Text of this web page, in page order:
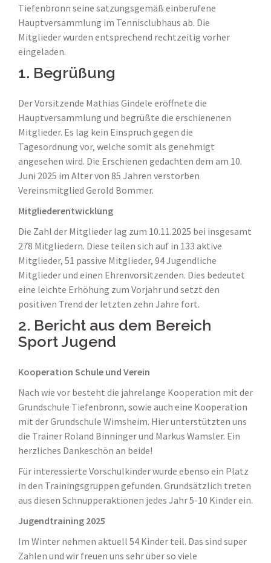
Tiefenbronn seine satzungsgemäß einberufene
Hauptversammlung im Tennisclubhaus ab. Die
Mitglieder wurden entsprechend rechtzeitig vorher
eingeladen.
1. Begrüßung
Der Vorsitzende Mathias Gindele eröffnete die
Hauptversammlung und begrüßte die erschienenen
Mitglieder. Es lag kein Einspruch gegen die
Tagesordnung vor, welche somit als genehmigt
angesehen wird. Die Erschienen gedachten dem am 10.
Juni 2025 im Alter von 85 Jahren verstorben
Vereinsmitglied Gerold Bommer.
Mitgliederentwicklung
Die Zahl der Mitglieder lag zum 10.11.2025 bei insgesamt
278 Mitgliedern. Diese teilen sich auf in 133 aktive
Mitglieder, 51 passive Mitglieder, 94 Jugendliche
Mitglieder und einen Ehrenvorsitzenden. Dies bedeutet
eine leichte Erhöhung zum Vorjahr und setzt den
positiven Trend der letzten zehn Jahre fort.
2. Bericht aus dem Bereich
Sport Jugend
Kooperation Schule und Verein
Nach wie vor besteht die jahrelange Kooperation mit der
Grundschule Tiefenbronn, sowie auch eine Kooperation
mit der Grundschule Wimsheim. Hier unterstützten uns
die Trainer Roland Binninger und Markus Wamsler. Ein
herzliches Dankeschön an beide!
Für interessierte Vorschulkinder wurde ebenso ein Platz
in den Trainingsgruppen gefunden. Grundsätzlich treten
aus diesen Schnupperaktionen jedes Jahr 5-10 Kinder ein.
Jugendtraining 2025
Im Winter nehmen aktuell 54 Kinder teil. Das sind super
Zahlen und wir freuen uns sehr über so viele